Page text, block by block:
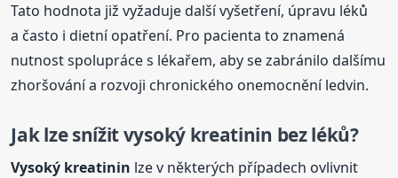
Tato hodnota již vyžaduje další vyšetření, úpravu léků
a často i dietní opatření. Pro pacienta to znamená
nutnost spolupráce s lékařem, aby se zabránilo dalšímu
zhoršování a rozvoji chronického onemocnění ledvin.
Jak lze snížit vysoký kreatinin bez léků?
Vysoký kreatinin lze v některých případech ovlivnit